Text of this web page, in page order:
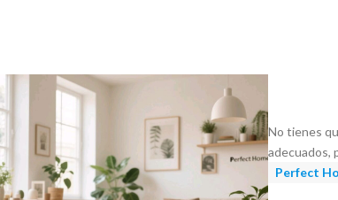
No tienes
adecuados,
Perfect